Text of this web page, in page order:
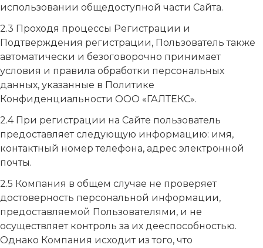
использовании общедоступной части Сайта.
2.3 Проходя процессы Регистрации и
Подтверждения регистрации, Пользователь также
автоматически и безоговорочно принимает
условия и правила обработки персональных
данных, указанные в Политике
Конфиденциальности ООО «ГАЛТЕКС».
2.4 При регистрации на Сайте пользователь
предоставляет следующую информацию: имя,
контактный номер телефона, адрес электронной
почты.
2.5 Компания в общем случае не проверяет
достоверность персональной информации,
предоставляемой Пользователями, и не
осуществляет контроль за их дееспособностью.
Однако Компания исходит из того, что